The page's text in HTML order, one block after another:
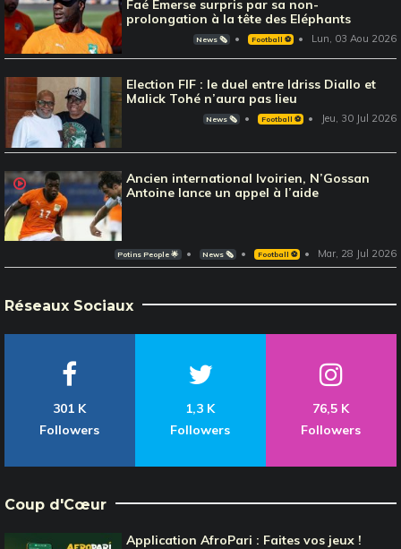
Faé Emerse surpris par sa non-
prolongation à la tête des Eléphants
News 🗞️ Football ⚽️ Lun, 03 Aou 2026
Election FIF : le duel entre Idriss Diallo et
Malick Tohé n’aura pas lieu
News 🗞️ Football ⚽️ Jeu, 30 Jul 2026
Ancien international Ivoirien, N’Gossan
Antoine lance un appel à l’aide
Potins People 🌟 News 🗞️ Football ⚽️ Mar, 28 Jul 2026
Réseaux Sociaux
301 K
Followers
1,3 K
Followers
76,5 K
Followers
Coup d'Cœur
Application AfroPari : Faites vos jeux !